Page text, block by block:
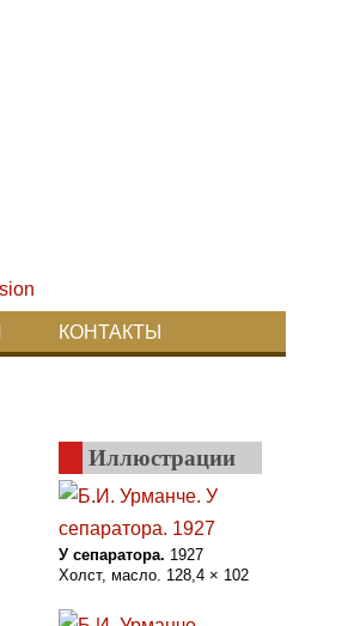
КОНТАКТЫ
Иллюстрации
У сепаратора. 1927
Холст, масло. 128,4 × 102